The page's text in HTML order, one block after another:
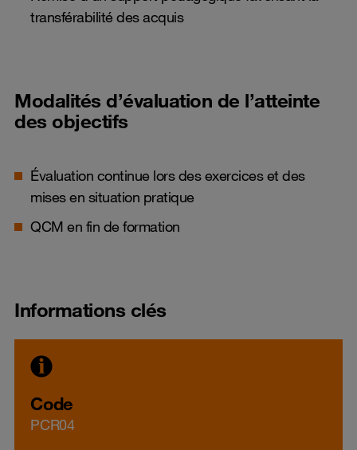
transférabilité des acquis
Modalités d’évaluation de l’atteinte
des objectifs
Évaluation continue lors des exercices et des
mises en situation pratique
QCM en fin de formation
Informations clés
Code
PCR04